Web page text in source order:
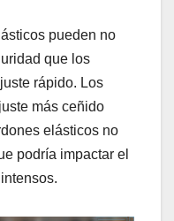
pueden no
que los
rápido. Los
más ceñido
elásticos no
podría impactar el